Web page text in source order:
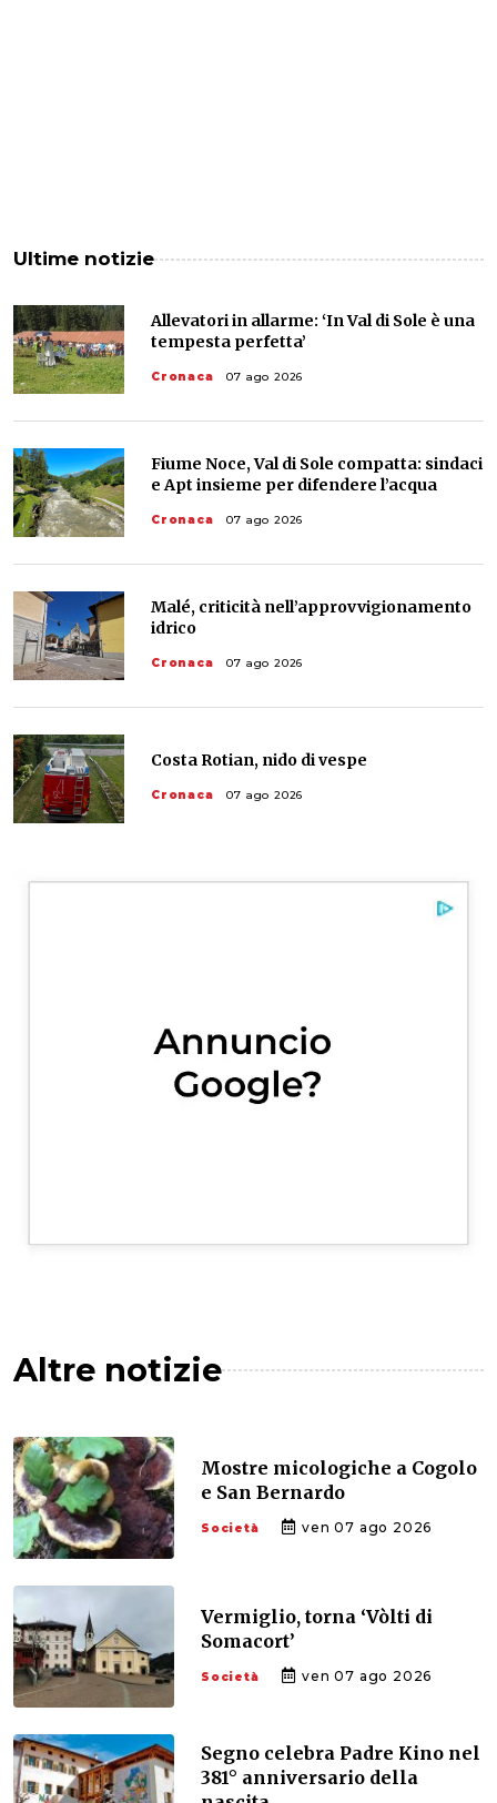
Ultime notizie
Allevatori in allarme: ‘In Val di Sole è una
tempesta perfetta’
Cronaca 07 ago 2026
Fiume Noce, Val di Sole compatta: sindaci
e Apt insieme per difendere l’acqua
Cronaca 07 ago 2026
Malé, criticità nell’approvvigionamento
idrico
Cronaca 07 ago 2026
Costa Rotian, nido di vespe
Cronaca 07 ago 2026
Altre notizie
Mostre micologiche a Cogolo
e San Bernardo
Società ven 07 ago 2026
Vermiglio, torna ‘Vòlti di
Somacort’
Società ven 07 ago 2026
Segno celebra Padre Kino nel
381° anniversario della